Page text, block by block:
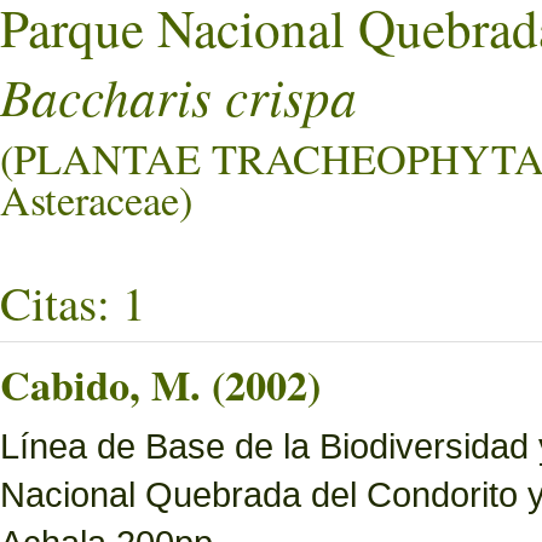
Parque Nacional
Baccharis crispa
(PLANTAE
Asteraceae)
Citas: 1
Cabido, M. (2002)
Línea de Base de la
Nacional Quebrada del Condorito